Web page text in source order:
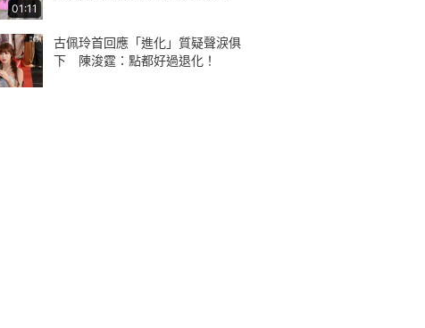
01:11
古佩玲首回應「進化」質疑聲淚俱
下 陳浚霆：點都好過退化！